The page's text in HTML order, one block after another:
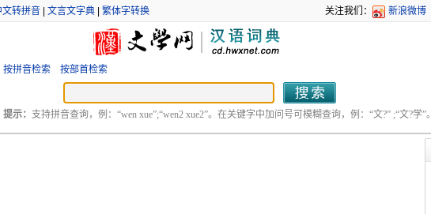
文转拼音| 文言文字典| 繁体字转换 关注我们： 新浪微博
按拼音检索 按部首检索
提示： 支持拼音查询，例：“wen xue”;“wen2 xue2”。在关键字中加问号可模糊查询，例：“文?” ;“文?学”。